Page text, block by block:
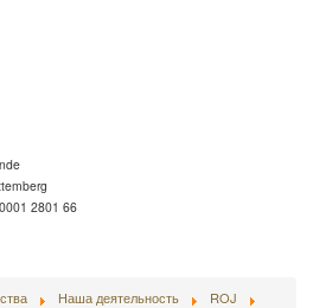
2801 66
Наша деятельность
ROJ